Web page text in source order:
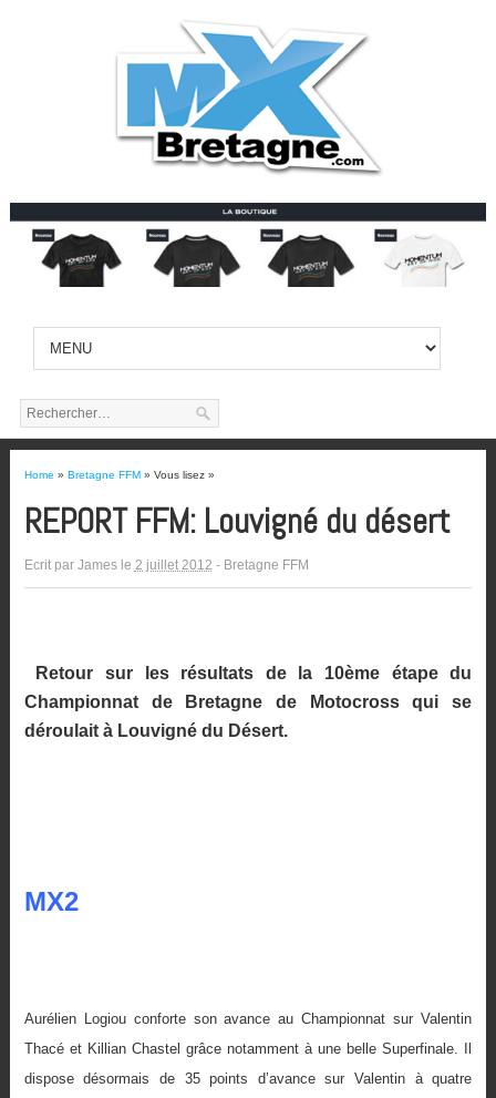
Home » Bretagne FFM » Vous lisez »
REPORT FFM: Louvigné du désert
Ecrit par Jamesle 2 juillet 2012 - Bretagne FFM
Retour sur les résultats de la 10ème étape du
Championnat de Bretagne de Motocross qui se
déroulait à Louvigné du Désert.
MX2
Aurélien Logiou conforte son avance au Championnat sur Valentin
Thacé et Killian Chastel grâce notamment à une belle Superfinale. Il
dispose désormais de 35 points d’avance sur Valentin à quatre